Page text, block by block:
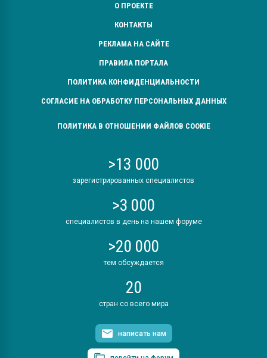
О ПРОЕКТЕ
КОНТАКТЫ
РЕКЛАМА НА САЙТЕ
ПРАВИЛА ПОРТАЛА
ПОЛИТИКА КОНФИДЕНЦИАЛЬНОСТИ
СОГЛАСИЕ НА ОБРАБОТКУ ПЕРСОНАЛЬНЫХ ДАННЫХ
ПОЛИТИКА В ОТНОШЕНИИ ФАЙЛОВ COOKIE
>13 000
зарегистрированных специалистов
>3 000
специалистов в день на нашем форуме
>20 000
тем обсуждается
20
стран со всего мира
написать нам